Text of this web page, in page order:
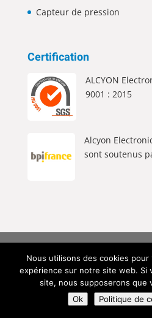
Capteur de pression
Certification
ALCYON
9001 : 2015
Alcyon
sont soutenus
Alcyon Electronique © 2026
Mentions Légales|
Création du
Nous utilisons des cookies pour
expérience sur notre site web. Si
site, nous supposerons que
Ok
Politique de